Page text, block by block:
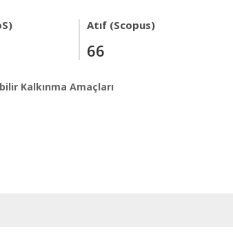
Atıf (Scopus)
66
Kalkınma Amaçları